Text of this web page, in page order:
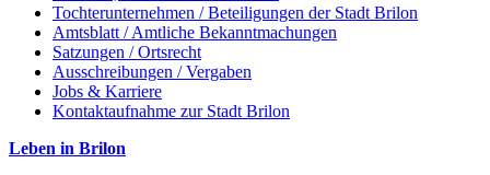
Tochterunternehmen / Beteiligungen der Stadt Brilon
Amtsblatt / Amtliche Bekanntmachungen
Satzungen / Ortsrecht
Ausschreibungen / Vergaben
Jobs & Karriere
Kontaktaufnahme zur Stadt Brilon
Leben in Brilon